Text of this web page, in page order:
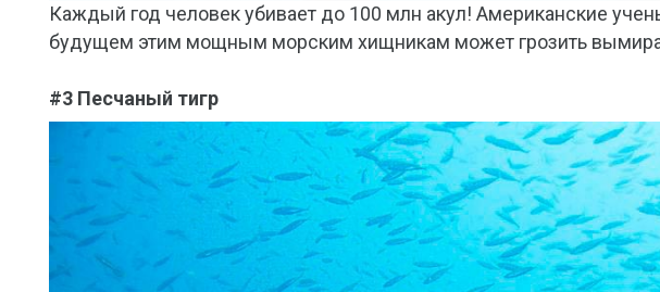
Каждый год человек убивает до 100 млн акул! Американские
будущем этим мощным морским хищникам может грозить
#3 Песчаный тигр